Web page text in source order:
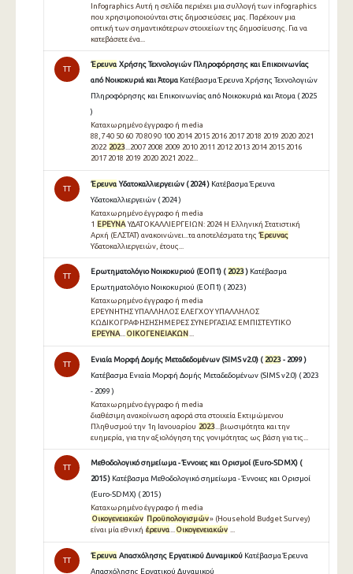
Infographics Αυτή η σελίδα περιέχει μια συλλογή των infographics
που χρησιμοποιούνται στις δημοσιεύσεις μας. Παρέχουν μια
οπτική των σημαντικότερων στοιχείων της δημοσίευσης. Για να
κατεβάσετε ένα...
TT
Έρευνα Χρήσης Τεχνολογιών Πληροφόρησης και Επικοινωνίας
από Νοικοκυριά και Άτομα Κατέβασμα Έρευνα Χρήσης Τεχνολογιών
Πληροφόρησης και Επικοινωνίας από Νοικοκυριά και Άτομα ( 2025
)
Καταχωρημένο έγγραφο ή media
88,7 40 50 60 70 80 90 100 2014 2015 2016 2017 2018 2019 2020 2021
2022 2023...2007 2008 2009 2010 2011 2012 2013 2014 2015 2016
2017 2018 2019 2020 2021 2022...
TT
Έρευνα Υδατοκαλλιεργειών ( 2024 ) Κατέβασμα Έρευνα
Υδατοκαλλιεργειών ( 2024 )
Καταχωρημένο έγγραφο ή media
1 ΕΡΕΥΝΑΥΔΑΤΟΚΑΛΛΙΕΡΓΕΙΩΝ: 2024 Η Ελληνική Στατιστική
Αρχή (ΕΛΣΤΑΤ) ανακοινώνει...τα αποτελέσματα της Έρευνας
Υδατοκαλλιεργειών, έτους...
TT
Ερωτηματολόγιο Νοικοκυριού (ΕΟΠ1) ( 2023) Κατέβασμα
Ερωτηματολόγιο Νοικοκυριού (ΕΟΠ1) ( 2023 )
Καταχωρημένο έγγραφο ή media
ΕΡΕΥΝΗΤΗΣ ΥΠΑΛΛΗΛΟΣ ΕΛΕΓΧΟΥ ΥΠΑΛΛΗΛΟΣ
ΚΩΔΙΚΟΓΡΑΦΗΣΗΣΗΜΕΡΕΣ ΣΥΝΕΡΓΑΣΙΑΣ ΕΜΠΙΣΤΕΥΤΙΚΟ
ΕΡΕΥΝΑ... ΟΙΚΟΓΕΝΕΙΑΚΩΝ...
TT
Ενιαία Μορφή Δομής Μεταδεδομένων (SIMS v2.0) ( 2023- 2099 )
Κατέβασμα Ενιαία Μορφή Δομής Μεταδεδομένων (SIMS v2.0) ( 2023
- 2099 )
Καταχωρημένο έγγραφο ή media
διαθέσιμη ανακοίνωση αφορά στα στοιχεία Εκτιμώμενου
Πληθυσμού την 1η Ιανουαρίου 2023...βιωσιμότητα και την
ευημερία, για την αξιολόγηση της γονιμότητας ως βάση για τις...
TT
Μεθοδολογικό σημείωμα - Έννοιες και Ορισμοί (Euro-SDMX) (
2015 ) Κατέβασμα Μεθοδολογικό σημείωμα - Έννοιες και Ορισμοί
(Euro-SDMX) ( 2015 )
Καταχωρημένο έγγραφο ή media
Οικογενειακών Προϋπολογισμών» (Household Budget Survey)
είναι μία εθνική έρευνα... Οικογενειακών ...
TT
Έρευνα Απασχόλησης Εργατικού Δυναμικού Κατέβασμα Έρευνα
Απασχόλησης Εργατικού Δυναμικού